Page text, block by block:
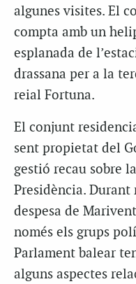
algunes visites. El
compta amb un
esplanada de
drassana per a la
reial Fortuna.
El conjunt
sent propietat del
gestió recau sobre
Presidència. Durant
despesa de
només els grups
Parlament balear
alguns aspectes